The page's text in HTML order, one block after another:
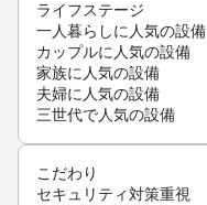
ライフステージ
一人暮らしに人気の設備
カップルに人気の設備
家族に人気の設備
夫婦に人気の設備
三世代で人気の設備
こだわり
セキュリティ対策重視